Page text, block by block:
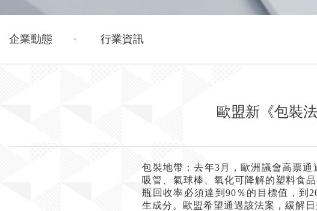
企業動態 行業資訊
歐盟新《包裝
包裝地帶：去年3 月，歐洲議會高票
吸管、氣球棒、氧化可降解的塑料食
瓶回收率必須達到 90 ％的目標值，到
生成分。歐盟希望通過該法案，緩解